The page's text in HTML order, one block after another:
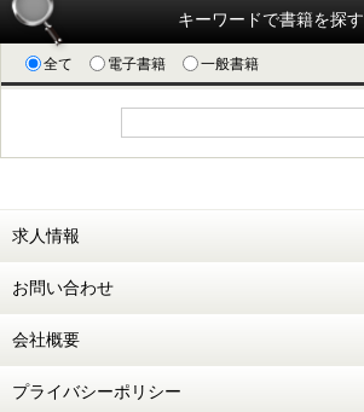
キーワードで書籍を探す
全て 電子書籍 一般書籍
求人情報
お問い合わせ
会社概要
プライバシーポリシー